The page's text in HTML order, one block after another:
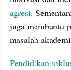
agresi.
juga membantu
masalah
Pendidikan